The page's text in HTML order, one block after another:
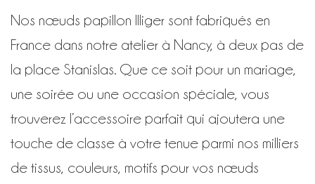
Nos nœuds papillon Illiger sont fabriqués en
France dans notre atelier à Nancy, à deux pas de
la place Stanislas. Que ce soit pour un mariage,
une soirée ou une occasion spéciale, vous
trouverez l’accessoire parfait qui ajoutera une
touche de classe à votre tenue parmi nos milliers
de tissus, couleurs, motifs pour vos nœuds